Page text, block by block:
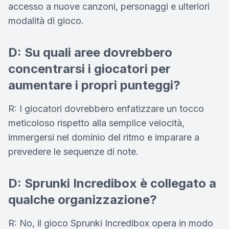
accesso a nuove canzoni, personaggi e ulteriori
modalità di gioco.
D: Su quali aree dovrebbero
concentrarsi i giocatori per
aumentare i propri punteggi?
R: I giocatori dovrebbero enfatizzare un tocco
meticoloso rispetto alla semplice velocità,
immergersi nel dominio del ritmo e imparare a
prevedere le sequenze di note.
D: Sprunki Incredibox è collegato a
qualche organizzazione?
R: No, il gioco Sprunki Incredibox opera in modo